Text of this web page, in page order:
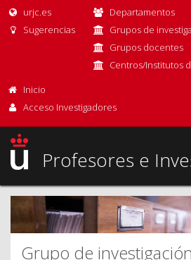
urjc.es
Sugerencias
Departamentos
Grupos de
Grupos docentes
Centros/Institutos
Inicio
Acceso Investigadores
Profesores e
Grupo de investigación